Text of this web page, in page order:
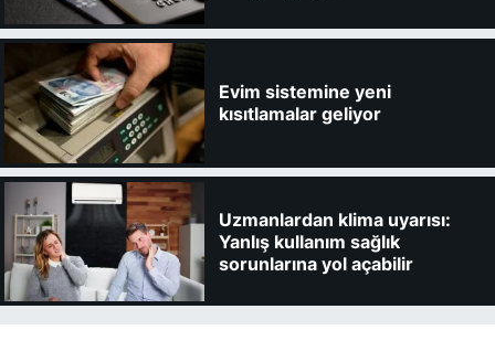
Evim sistemine yeni
kısıtlamalar geliyor
Uzmanlardan klima uyarısı:
Yanlış kullanım sağlık
sorunlarına yol açabilir